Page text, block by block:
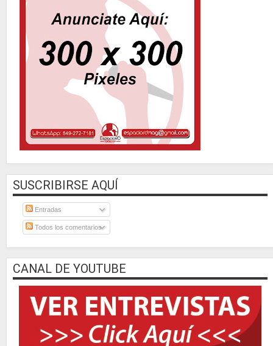
SUSCRIBIRSE AQUÍ
Entradas
Todos los comentarios
CANAL DE YOUTUBE